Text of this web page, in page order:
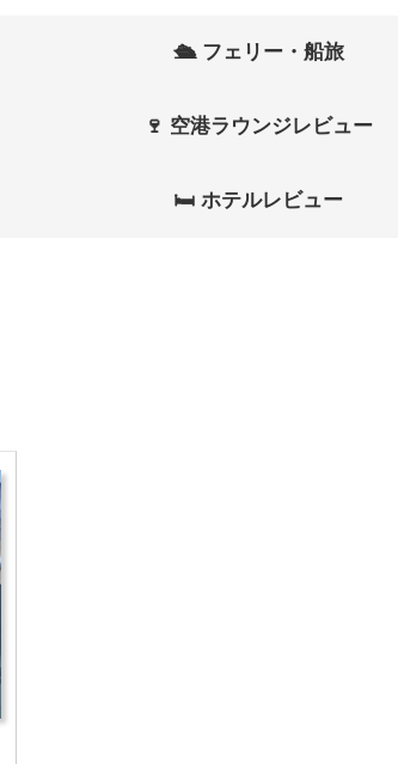
🛳 フェリー・船旅
🍷 空港ラウンジレビュー
🛏 ホテルレビュー